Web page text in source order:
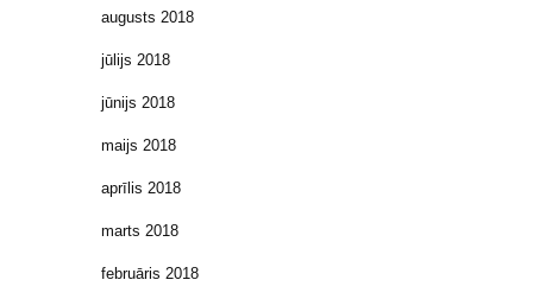
augusts 2018
jūlijs 2018
jūnijs 2018
maijs 2018
aprīlis 2018
marts 2018
februāris 2018